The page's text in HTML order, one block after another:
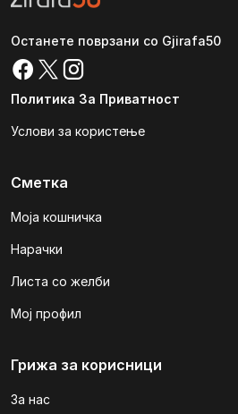
Останете поврзани со Gjirafa50
Политика За Приватност
Услови за користење
Сметка
Моја кошничка
Нарачки
Листа со желби
Мој профил
Грижа за корисници
За нас